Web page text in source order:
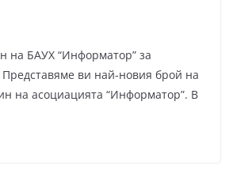
на БАУХ “Информатор” за
ви най-новия брой на
на асоциацията “Информатор”. В